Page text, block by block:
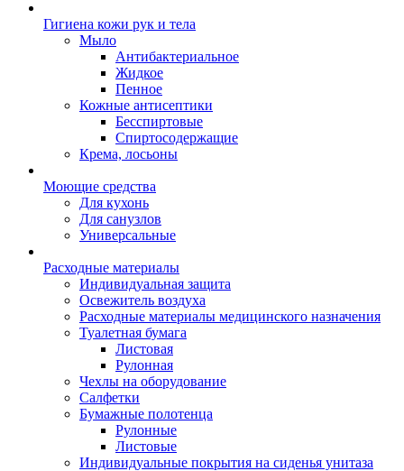
Гигиена кожи рук и тела
Мыло
Антибактериальное
Жидкое
Пенное
Кожные антисептики
Бесспиртовые
Cпиртосодержащие
Крема, лосьоны
Моющие средства
Для кухонь
Для санузлов
Универсальные
Расходные материалы
Индивидуальная защита
Освежитель воздуха
Расходные материалы медицинского назначения
Туалетная бумага
Листовая
Рулонная
Чехлы на оборудование
Салфетки
Бумажные полотенца
Рулонные
Листовые
Индивидуальные покрытия на сиденья унитаза